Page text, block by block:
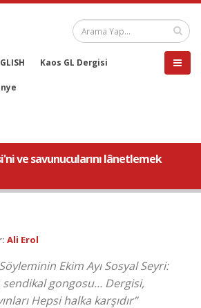
Kaos GL Dergisi
ve savunucularını lânetlemek
Ali Erol
Ekim Ayı Sosyal Seyri:
sendikal gongosu… Dergisi,
Hepsi halka karşıdır”